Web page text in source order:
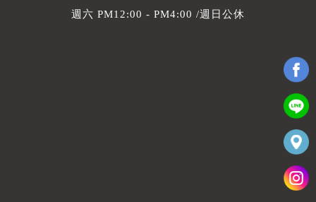
週六 PM12:00 - PM4:00 /週日公休